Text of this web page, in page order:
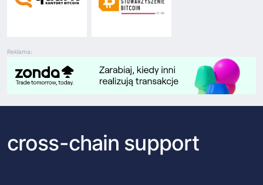
Reklama:
cross-chain support